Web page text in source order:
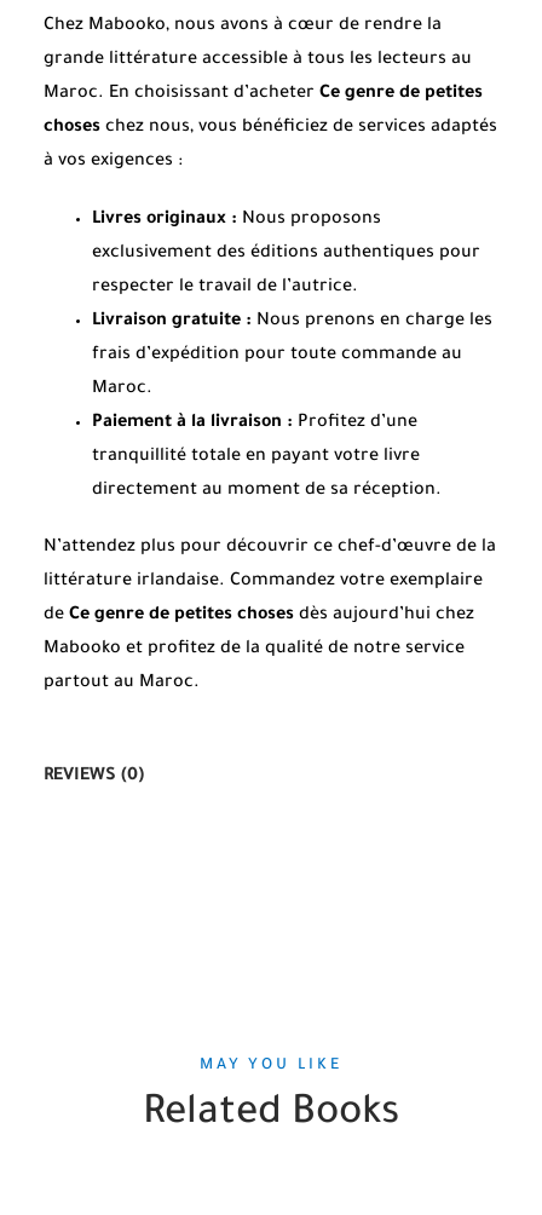
Chez Mabooko, nous avons à cœur de rendre la
grande littérature accessible à tous les lecteurs au
Maroc. En choisissant d’acheter Ce genre de petites
choses chez nous, vous bénéficiez de services adaptés
à vos exigences :
Livres originaux : Nous proposons
exclusivement des éditions authentiques pour
respecter le travail de l’autrice.
Livraison gratuite : Nous prenons en charge les
frais d’expédition pour toute commande au
Maroc.
Paiement à la livraison : Profitez d’une
tranquillité totale en payant votre livre
directement au moment de sa réception.
N’attendez plus pour découvrir ce chef-d’œuvre de la
littérature irlandaise. Commandez votre exemplaire
de Ce genre de petites choses dès aujourd’hui chez
Mabooko et profitez de la qualité de notre service
partout au Maroc.
REVIEWS (0)
MAY YOU LIKE
Related Books